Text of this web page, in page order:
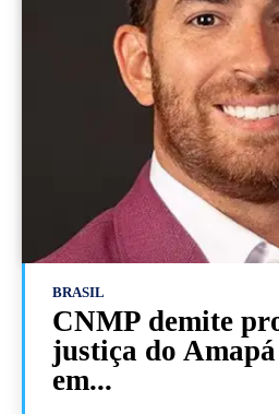
BRASIL
CNMP demite
justiça do
em...